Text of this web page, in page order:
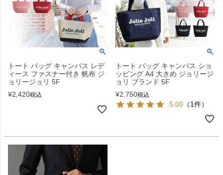
トート バッグ キャンバス レデ
ィース ファスナー付き 帆布 ジ
ョリージョリ 5F
¥2,420税込
トート バッグ キャンバス ショ
ッピング A4 大きめ ジョリージ
ョリ ブランド 5F
¥2,750税込
5.00 （1件）